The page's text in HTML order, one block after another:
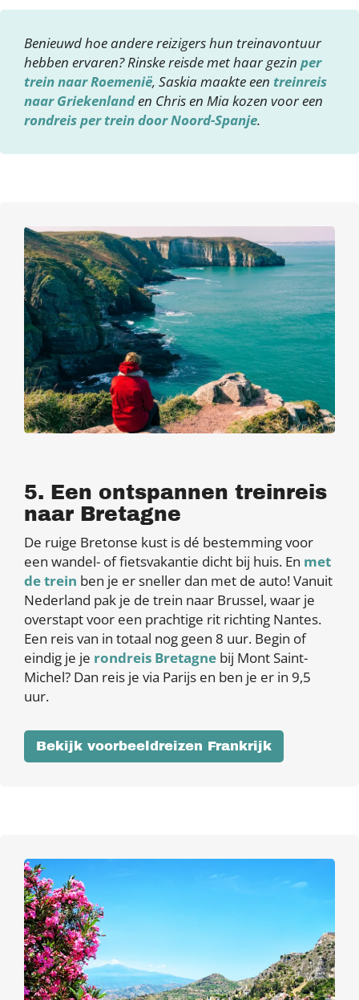
Benieuwd hoe andere reizigers hun treinavontuur
hebben ervaren? Rinske reisde met haar gezin per
trein naar Roemenië, Saskia maakte een treinreis
naar Griekenlanden Chris en Mia kozen voor een
rondreis per trein door Noord-Spanje.
5. Een ontspannen treinreis
naar Bretagne
De ruige Bretonse kust is dé bestemming voor
een wandel- of fietsvakantie dicht bij huis. En met
de trein ben je er sneller dan met de auto! Vanuit
Nederland pak je de trein naar Brussel, waar je
overstapt voor een prachtige rit richting Nantes.
Een reis van in totaal nog geen 8 uur. Begin of
eindig je je rondreis Bretagne bij Mont Saint-
Michel? Dan reis je via Parijs en ben je er in 9,5
uur.
Bekijk voorbeeldreizen Frankrijk